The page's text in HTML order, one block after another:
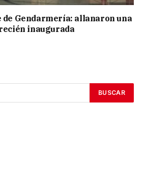
de Gendarmería: allanaron una
inaugurada